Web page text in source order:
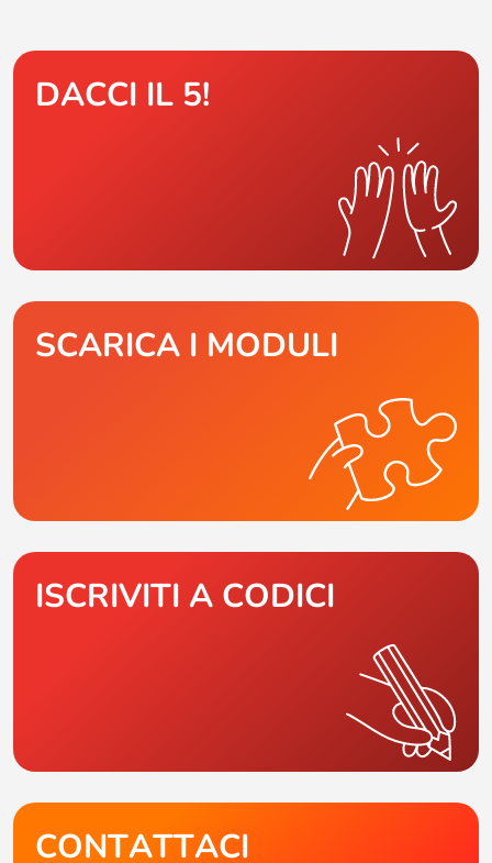
DACCI IL 5!
SCARICA I MODULI
ISCRIVITI A CODICI
CONTATTACI